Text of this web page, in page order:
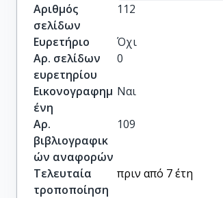
Αριθμός
σελίδων
112
Ευρετήριο
Όχι
Αρ. σελίδων
ευρετηρίου
0
Εικονογραφημ
ένη
Ναι
Αρ.
βιβλιογραφικ
ών αναφορών
109
Τελευταία
τροποποίηση
πριν από 7 έτη